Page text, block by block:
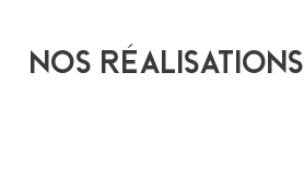
Nos réalisations